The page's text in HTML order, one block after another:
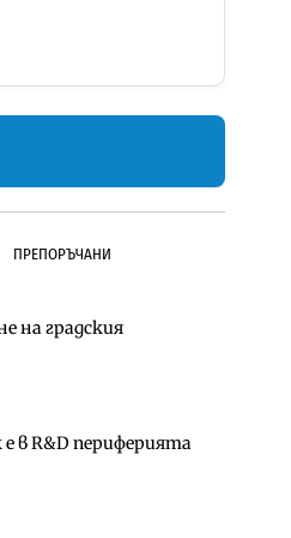
ПРЕПОРЪЧАНИ
на градския
в R&D периферията
трамвайното
с екологичните
с екологичните